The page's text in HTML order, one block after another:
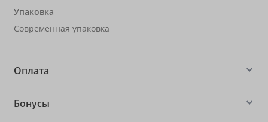
Упаковка
Современная упаковка
Оплата
Бонусы